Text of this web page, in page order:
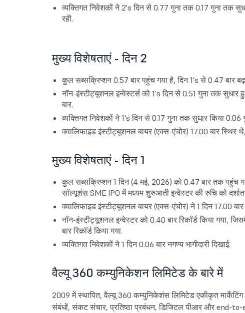
व्यक्तिगत निवेशकों ने 2's दिन से 0.77 गुना तक 0.17 गुना तक
रही.
मुख्य विशेषताएं - दिन 2
कुल सब्सक्रिप्शन 0.57 बार पहुंच गया है, दिन 1's से 0.47 बार बढ़
नॉन-इंस्टीट्यूशनल इन्वेस्टर्स को 1's दिन से 0.51 गुना तक
बार.
व्यक्तिगत निवेशकों ने 1's दिन से 0.17 गुना तक सुधार किया 0.06
क्वालिफाइड इंस्टीट्यूशनल बायर (एक्स-एंचोर) 17.00 बार स्थिर थे,
मुख्य विशेषताएं - दिन 1
कुल सब्सक्रिप्शन 1 दिन (4 मई, 2026) को 0.47 बार तक पहुंच
सॉल्यूशंस SME IPO में मध्यम शुरुआती इन्वेस्टर की रुचि को
क्वालिफाइड इंस्टीट्यूशनल बायर (एक्स-एंचोर) ने 1 दिन 17.00
नॉन-इंस्टीट्यूशनल इन्वेस्टर को 0.40 बार रिकॉर्ड किया गया,
बार रिकॉर्ड किया गया.
व्यक्तिगत निवेशकों ने 1 दिन 0.06 बार नगण्य भागीदारी दिखाई.
वैल्यू 360 कम्युनिकेशन लिमिटेड के बारे में
2009 में स्थापित, वैल्यू 360 कम्युनिकेशंस लिमिटेड एकीकृत मार्केटिंग
संबंधों, संकट संचार, प्रतिष्ठा प्रबंधन, डिजिटल पीआर और end-to-